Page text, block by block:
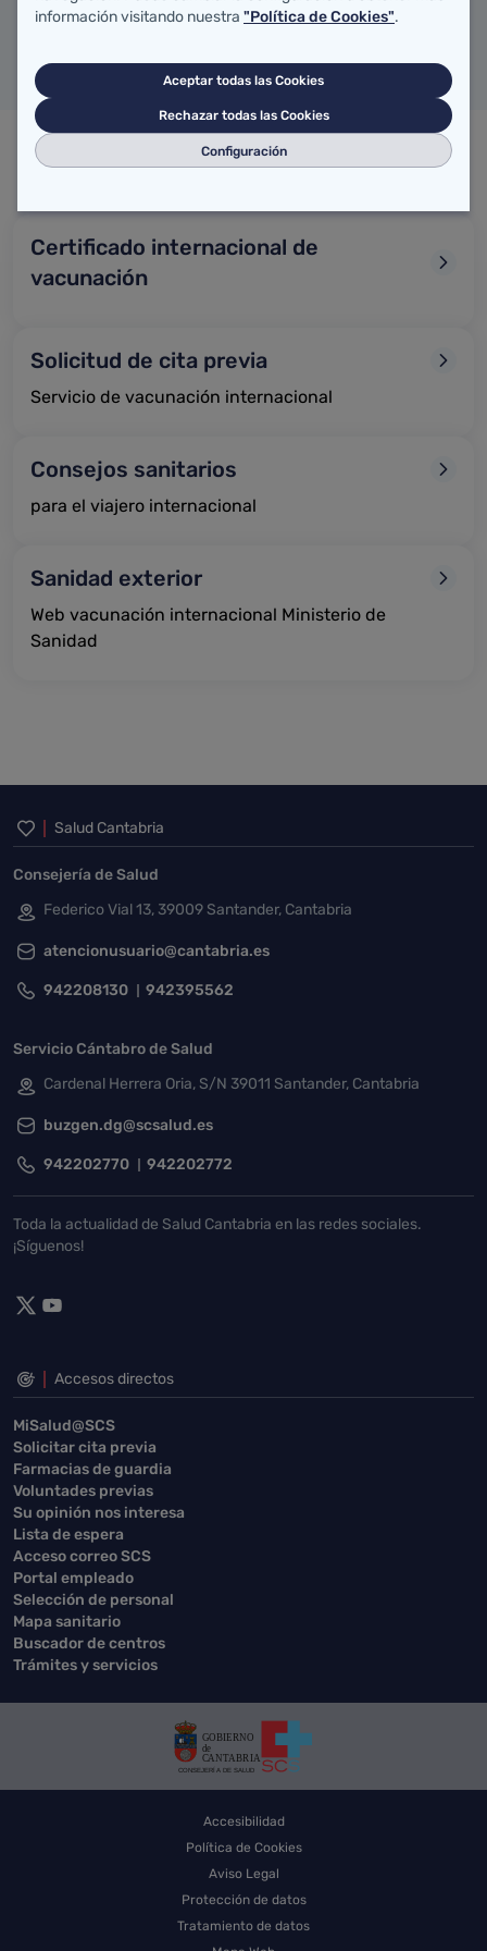
Enlaces de interés
Certificado internacional de
vacunación
Solicitud de cita previa
Servicio de vacunación internacional
Consejos sanitarios
para el viajero internacional
Sanidad exterior
Web vacunación internacional Ministerio de
Sanidad
Inicio del pie de página
Salud Cantabria
Consejería de Salud
Federico Vial 13, 39009 Santander, Cantabria
atencionusuario@cantabria.es
942208130 942395562
Servicio Cántabro de Salud
Cardenal Herrera Oria, S/N 39011 Santander, Cantabria
buzgen.dg@scsalud.es
942202770 942202772
Toda la actualidad de Salud Cantabria en las redes sociales.
¡Síguenos!
Accesos directos
MiSalud@SCS
Solicitar cita previa
Farmacias de guardia
Voluntades previas
Su opinión nos interesa
Lista de espera
Acceso correo SCS
Portal empleado
Selección de personal
Mapa sanitario
Buscador de centros
Trámites y servicios
Accesibilidad
Política de Cookies
Aviso Legal
Protección de datos
Tratamiento de datos
información visitando nuestra "Política de Cookies".
Aceptar todas las Cookies
Rechazar todas las Cookies
Configuración